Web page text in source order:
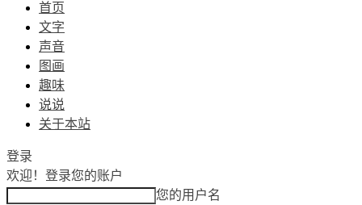
首页
文字
声音
图画
趣味
说说
关于本站
登录
欢迎！ 登录您的账户
您的用户名